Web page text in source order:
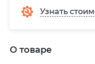
Узнать
О товаре